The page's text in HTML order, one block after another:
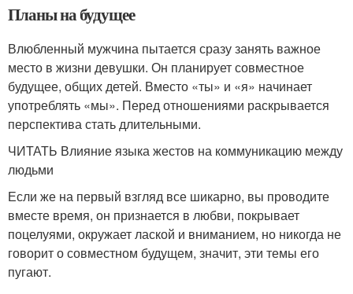
Планы на будущее
Влюбленный мужчина пытается сразу занять важное
место в жизни девушки. Он планирует совместное
будущее, общих детей. Вместо «ты» и «я» начинает
употреблять «мы». Перед отношениями раскрывается
перспектива стать длительными.
ЧИТАТЬ Влияние языка жестов на коммуникацию между
людьми
Если же на первый взгляд все шикарно, вы проводите
вместе время, он признается в любви, покрывает
поцелуями, окружает лаской и вниманием, но никогда не
говорит о совместном будущем, значит, эти темы его
пугают.